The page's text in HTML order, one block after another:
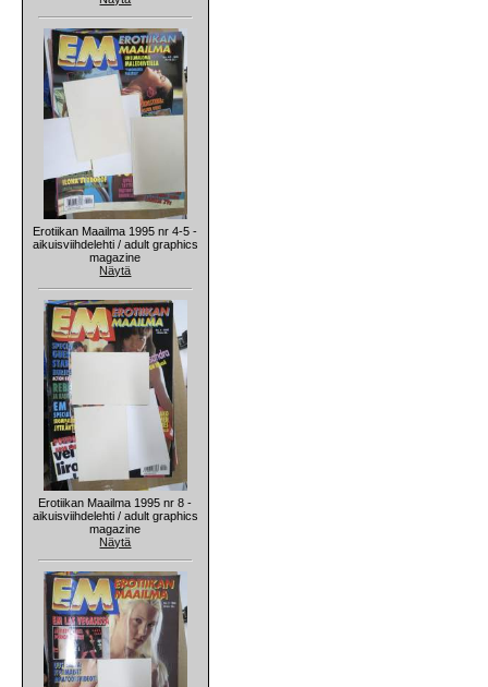
Erotiikan Maailma 1995 nr 4-5 -
aikuisviihdelehti / adult graphics
magazine
Näytä
Erotiikan Maailma 1995 nr 8 -
aikuisviihdelehti / adult graphics
magazine
Näytä